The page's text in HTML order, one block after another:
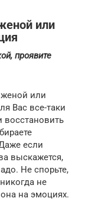
или
проявите
или
Вас все-таки
восстановить
если
выскажется,
Не спорьте,
не
на эмоциях.